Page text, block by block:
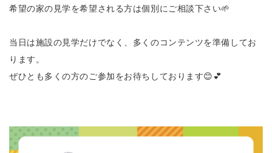
希望の家の見学を希望される方は個別にご相談下さい🌱
当日は施設の見学だけでなく、多くのコンテンツを準備してお
ります。
ぜひとも多くの方のご参加をお待ちしております😊💕